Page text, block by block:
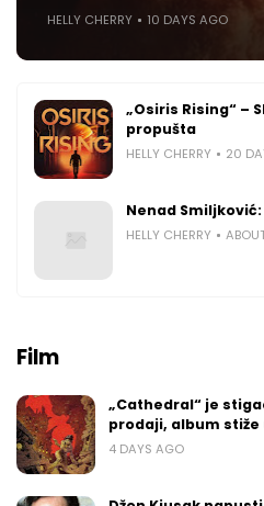
HELLY CHERRY 10 DAYS AGO
„Osiris Rising“ –
propušta
HELLY CHERRY 20
Nenad Smiljković:
HELLY CHERRY
Film
„Cathedral“ je
prodaji, album stiže
4 DAYS AGO